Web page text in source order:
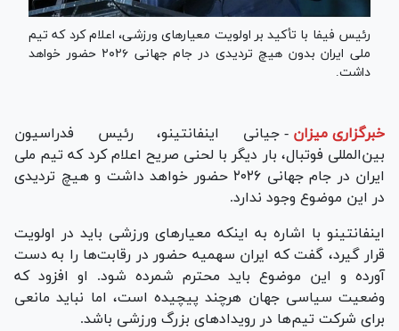
رئیس فیفا با تأکید بر اولویت معیارهای ورزشی، اعلام کرد که تیم
ملی ایران بدون هیچ تردیدی در جام جهانی ۲۰۲۶ حضور خواهد
داشت.
خبرگزاری میزان - جیانی اینفانتینو، رئیس فدراسیون
بین‌المللی فوتبال، بار دیگر با لحنی صریح اعلام کرد که تیم ملی
ایران در جام جهانی ۲۰۲۶ حضور خواهد داشت و هیچ تردیدی
در این موضوع وجود ندارد.
اینفانتینو با اشاره به اینکه معیارهای ورزشی باید در اولویت
قرار گیرد، گفت که ایران سهمیه حضور در رقابت‌ها را به دست
آورده و این موضوع باید محترم شمرده شود. او افزود که
وضعیت سیاسی جهان هرچند پیچیده است، اما نباید مانعی
برای شرکت تیم‌ها در رویدادهای بزرگ ورزشی باشد.